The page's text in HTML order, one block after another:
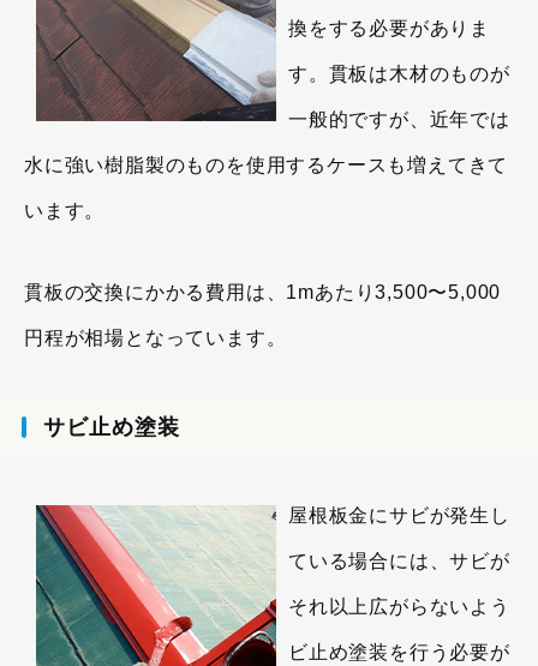
換をする必要がありま
す。貫板は木材のものが
一般的ですが、近年では
水に強い樹脂製のものを使用するケースも増えてきて
います。
貫板の交換にかかる費用は、1mあたり3,500〜5,000
円程が相場となっています。
サビ止め塗装
屋根板金にサビが発生し
ている場合には、サビが
それ以上広がらないよう
ビ止め塗装を行う必要が